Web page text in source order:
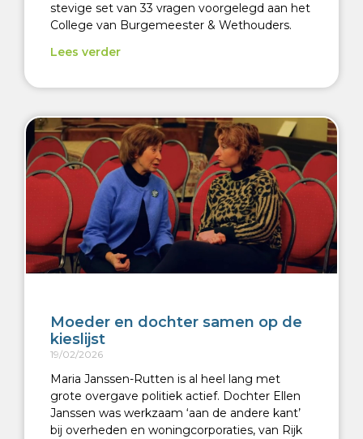
stevige set van 33 vragen voorgelegd aan het
College van Burgemeester & Wethouders.
Lees verder
Moeder en dochter samen op de
kieslijst
19/02/2026
Maria Janssen-Rutten is al heel lang met
grote overgave politiek actief. Dochter Ellen
Janssen was werkzaam ‘aan de andere kant’
bij overheden en woningcorporaties, van Rijk